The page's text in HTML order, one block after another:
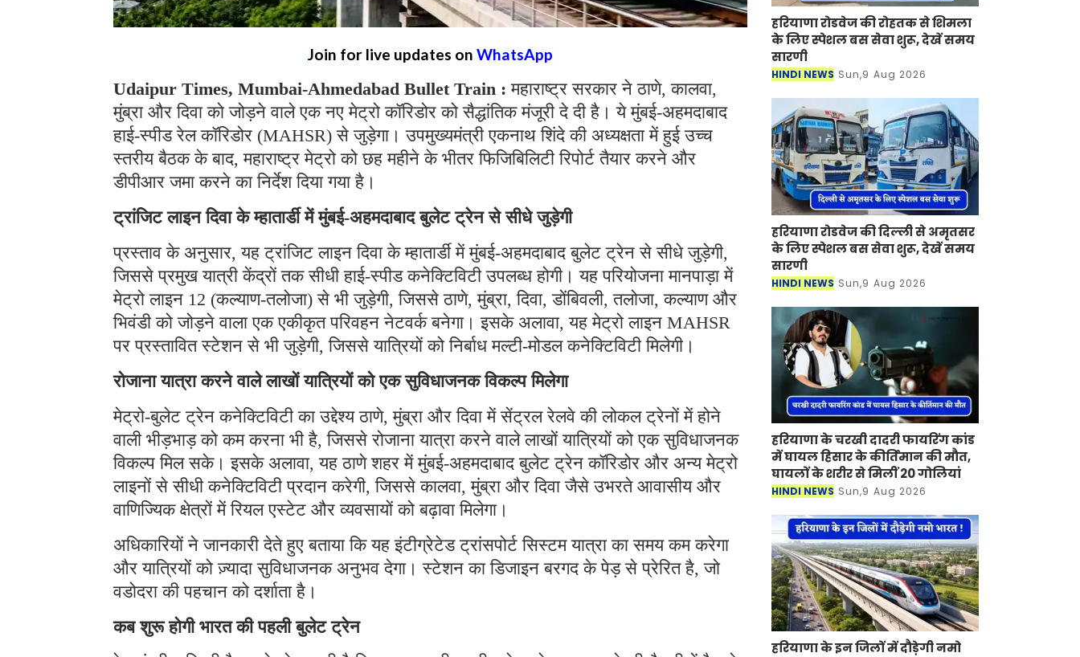
Join for live updates on WhatsApp
Udaipur Times, Mumbai-Ahmedabad Bullet Train : महाराष्ट्र सरकार ने ठाणे, कालवा,
मुंब्रा और दिवा को जोड़ने वाले एक नए मेट्रो कॉरिडोर को सैद्धांतिक मंजूरी दे दी है। ये मुंबई-अहमदाबाद
हाई-स्पीड रेल कॉरिडोर (MAHSR) से जुड़ेगा। उपमुख्यमंत्री एकनाथ शिंदे की अध्यक्षता में हुई उच्च
स्तरीय बैठक के बाद, महाराष्ट्र मेट्रो को छह महीने के भीतर फिजिबिलिटी रिपोर्ट तैयार करने और
डीपीआर जमा करने का निर्देश दिया गया है।
ट्रांजिट लाइन दिवा के म्हातार्डी में मुंबई-अहमदाबाद बुलेट ट्रेन से सीधे जुड़ेगी
प्रस्ताव के अनुसार, यह ट्रांजिट लाइन दिवा के म्हातार्डी में मुंबई-अहमदाबाद बुलेट ट्रेन से सीधे जुड़ेगी,
जिससे प्रमुख यात्री केंद्रों तक सीधी हाई-स्पीड कनेक्टिविटी उपलब्ध होगी। यह परियोजना मानपाड़ा में
मेट्रो लाइन 12 (कल्याण-तलोजा) से भी जुड़ेगी, जिससे ठाणे, मुंब्रा, दिवा, डोंबिवली, तलोजा, कल्याण और
भिवंडी को जोड़ने वाला एक एकीकृत परिवहन नेटवर्क बनेगा। इसके अलावा, यह मेट्रो लाइन MAHSR
पर प्रस्तावित स्टेशन से भी जुड़ेगी, जिससे यात्रियों को निर्बाध मल्टी-मोडल कनेक्टिविटी मिलेगी।
रोजाना यात्रा करने वाले लाखों यात्रियों को एक सुविधाजनक विकल्प मिलेगा
मेट्रो-बुलेट ट्रेन कनेक्टिविटी का उद्देश्य ठाणे, मुंब्रा और दिवा में सेंट्रल रेलवे की लोकल ट्रेनों में होने
वाली भीड़भाड़ को कम करना भी है, जिससे रोजाना यात्रा करने वाले लाखों यात्रियों को एक सुविधाजनक
विकल्प मिल सके। इसके अलावा, यह ठाणे शहर में मुंबई-अहमदाबाद बुलेट ट्रेन कॉरिडोर और अन्य मेट्रो
लाइनों से सीधी कनेक्टिविटी प्रदान करेगी, जिससे कालवा, मुंब्रा और दिवा जैसे उभरते आवासीय और
वाणिज्यिक क्षेत्रों में रियल एस्टेट और व्यवसायों को बढ़ावा मिलेगा।
अधिकारियों ने जानकारी देते हुए बताया कि यह इंटीग्रेटेड ट्रांसपोर्ट सिस्टम यात्रा का समय कम करेगा
और यात्रियों को ज़्यादा सुविधाजनक अनुभव देगा। स्टेशन का डिजाइन बरगद के पेड़ से प्रेरित है, जो
वडोदरा की पहचान को दर्शाता है।
कब शुरू होगी भारत की पहली बुलेट ट्रेन
हरियाणा रोडवेज की रोहतक से शिमला
के लिए स्पेशल बस सेवा शुरू, देखें समय
सारणी
HINDI NEWS Sun,9 Aug 2026
हरियाणा रोडवेज की दिल्ली से अमृतसर
के लिए स्पेशल बस सेवा शुरू, देखें समय
सारणी
HINDI NEWS Sun,9 Aug 2026
हरियाणा के चरखी दादरी फायरिंग कांड
में घायल हिसार के कीर्तिमान की मौत,
घायलों के शरीर से मिलीं 20 गोलियां
HINDI NEWS Sun,9 Aug 2026
हरियाणा के इन जिलों में दौड़ेगी नमो